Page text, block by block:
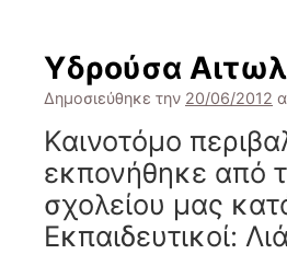
Υδρούσα
Δημοσιεύθηκε την 20/06/2012
Καινοτόμο
εκπονήθηκε από
σχολείου μας
Εκπαιδευτικοί: